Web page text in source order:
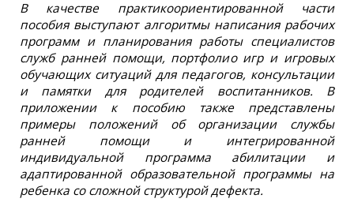
В качестве практикоориентированной части
пособия выступают алгоритмы написания рабочих
программ и планирования работы специалистов
служб ранней помощи, портфолио игр и игровых
обучающих ситуаций для педагогов, консультации
и памятки для родителей воспитанников. В
приложении к пособию также представлены
примеры положений об организации службы
ранней помощи и интегрированной
индивидуальной программа абилитации и
адаптированной образовательной программы на
ребенка со сложной структурой дефекта.